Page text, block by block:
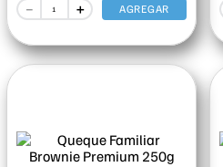
＋
－ AGREGAR